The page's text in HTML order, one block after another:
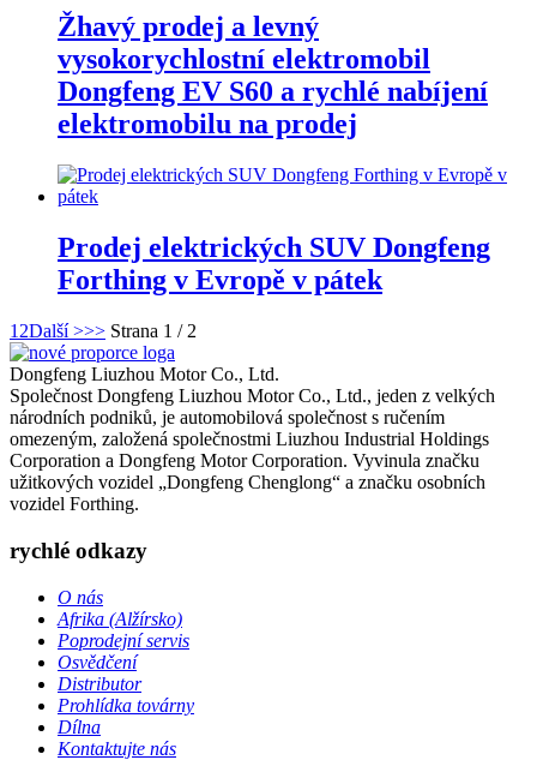
Žhavý prodej a levný
vysokorychlostní elektromobil
Dongfeng EV S60 a rychlé nabíjení
elektromobilu na prodej
Prodej elektrických SUV Dongfeng
Forthing v Evropě v pátek
1 2Další >>> Strana 1 / 2
Dongfeng Liuzhou Motor Co., Ltd.
Společnost Dongfeng Liuzhou Motor Co., Ltd., jeden z velkých
národních podniků, je automobilová společnost s ručením
omezeným, založená společnostmi Liuzhou Industrial Holdings
Corporation a Dongfeng Motor Corporation. Vyvinula značku
užitkových vozidel „Dongfeng Chenglong“ a značku osobních
vozidel Forthing.
rychlé odkazy
O nás
Afrika (Alžírsko)
Poprodejní servis
Osvědčení
Distributor
Prohlídka továrny
Dílna
Kontaktujte nás